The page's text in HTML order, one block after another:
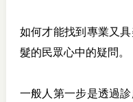
如何才能找到專業又
髮的民眾心中的疑問。
一般人第一步是透過